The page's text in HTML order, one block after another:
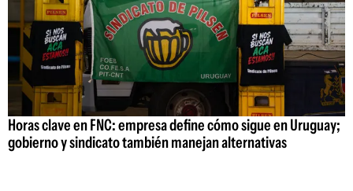
Horas clave en FNC: empresa define cómo sigue en Uruguay;
gobierno y sindicato también manejan alternativas